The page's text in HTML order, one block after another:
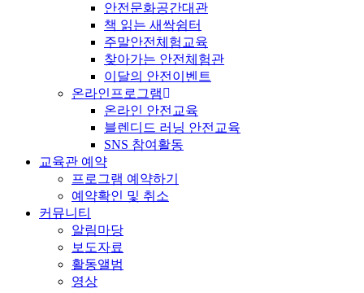
안전문화공간대관
책 읽는 새싹쉼터
주말안전체험교육
찾아가는 안전체험관
이달의 안전이벤트
온라인프로그램
온라인 안전교육
블렌디드 러닝 안전교육
SNS 참여활동
교육관 예약
프로그램 예약하기
예약확인 및 취소
커뮤니티
알림마당
보도자료
활동앨범
영상